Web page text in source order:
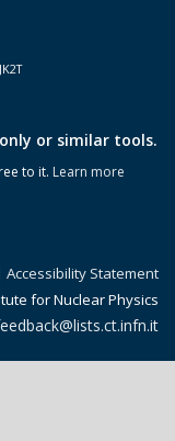
or similar tools.
to it. Learn more
Accessibility Statement
for Nuclear Physics